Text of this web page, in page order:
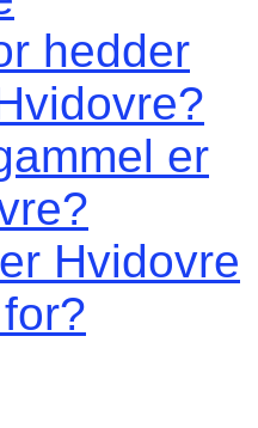
hedder
er
Hvidovre